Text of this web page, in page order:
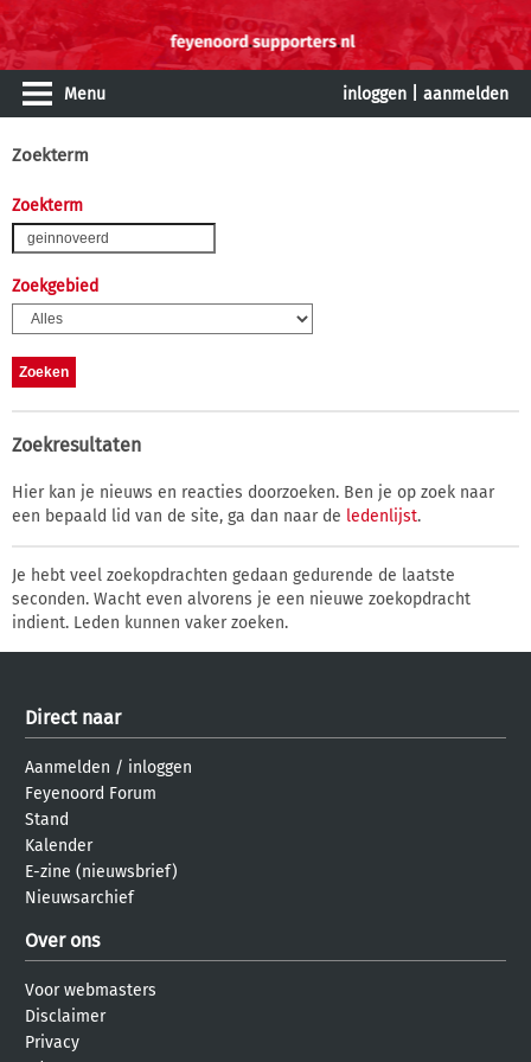
Menu inloggen aanmelden
Zoekterm
Zoekterm
Zoekgebied
Zoekresultaten
Hier kan je nieuws en reacties doorzoeken. Ben je op zoek naar
een bepaald lid van de site, ga dan naar de ledenlijst.
Je hebt veel zoekopdrachten gedaan gedurende de laatste
seconden. Wacht even alvorens je een nieuwe zoekopdracht
indient. Leden kunnen vaker zoeken.
Direct naar
Aanmelden / inloggen
Feyenoord Forum
Stand
Kalender
E-zine (nieuwsbrief)
Nieuwsarchief
Over ons
Voor webmasters
Disclaimer
Privacy